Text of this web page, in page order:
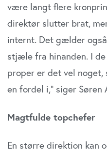
være langt flere
direktør slutter brat,
internt. Det gælder
stjæle fra hinanden. I
proper er det vel noget,
en fordel i,” siger Søren
Magtfulde topchefer
En større direktion kan